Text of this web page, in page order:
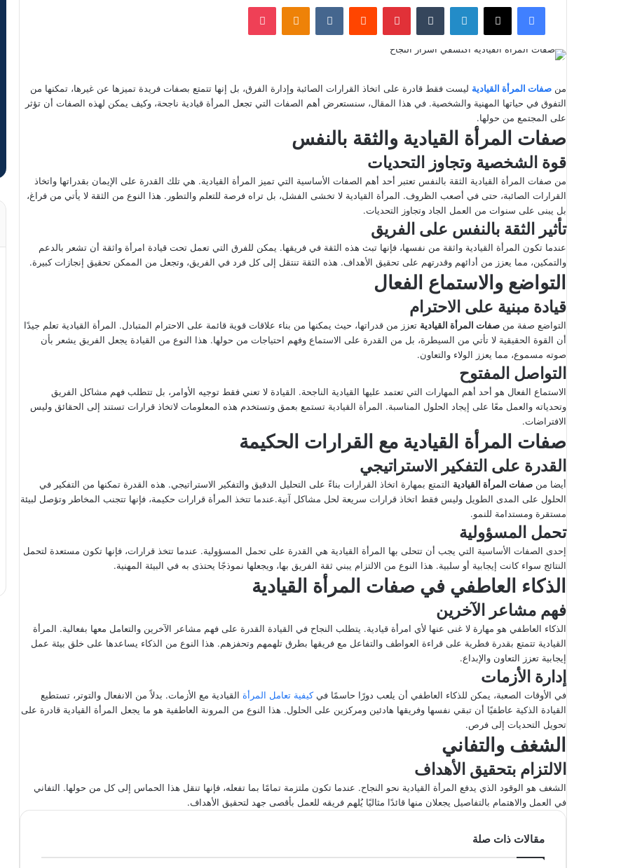
ع
ع
X
ل
ك
ت
ر
ن
ي
ا
فيسبوك لينكدإن بينتيريست
من صفات المرأة القيادية ليست فقط قادرة على اتخاذ القرارات الصائبة وإدارة الفرق، بل إنها تتمتع بصفات فريدة تميزها عن غيرها، تمكنها من
التفوق في حياتها المهنية والشخصية. في هذا المقال، سنستعرض أهم الصفات التي تجعل المرأة قيادية ناجحة، وكيف يمكن لهذه الصفات أن تؤثر
على المجتمع من حولها.
صفات المرأة القيادية والثقة بالنفس
قوة الشخصية وتجاوز التحديات
من صفات المرأة القيادية الثقة بالنفس تعتبر أحد أهم الصفات الأساسية التي تميز المرأة القيادية. هي تلك القدرة على الإيمان بقدراتها واتخاذ
القرارات الصائبة، حتى في أصعب الظروف. المرأة القيادية لا تخشى الفشل، بل تراه فرصة للتعلم والتطور. هذا النوع من الثقة لا يأتي من فراغ،
بل يبنى على سنوات من العمل الجاد وتجاوز التحديات.
تأثير الثقة بالنفس على الفريق
عندما تكون المرأة القيادية واثقة من نفسها، فإنها تبث هذه الثقة في فريقها. يمكن للفرق التي تعمل تحت قيادة امرأة واثقة أن تشعر بالدعم
والتمكين، مما يعزز من أدائهم وقدرتهم على تحقيق الأهداف. هذه الثقة تنتقل إلى كل فرد في الفريق، وتجعل من الممكن تحقيق إنجازات كبيرة.
التواضع والاستماع الفعال
قيادة مبنية على الاحترام
التواضع صفة من صفات المرأة القيادية تعزز من قدراتها، حيث يمكنها من بناء علاقات قوية قائمة على الاحترام المتبادل. المرأة القيادية تعلم جيدًا
أن القوة الحقيقية لا تأتي من السيطرة، بل من القدرة على الاستماع وفهم احتياجات من حولها. هذا النوع من القيادة يجعل الفريق يشعر بأن
صوته مسموع، مما يعزز الولاء والتعاون.
التواصل المفتوح
الاستماع الفعال هو أحد أهم المهارات التي تعتمد عليها القيادية الناجحة. القيادة لا تعني فقط توجيه الأوامر، بل تتطلب فهم مشاكل الفريق
وتحدياته والعمل معًا على إيجاد الحلول المناسبة. المرأة القيادية تستمع بعمق وتستخدم هذه المعلومات لاتخاذ قرارات تستند إلى الحقائق وليس
الافتراضات.
صفات المرأة القيادية مع القرارات الحكيمة
القدرة على التفكير الاستراتيجي
أيضا من صفات المرأة القيادية التمتع بمهارة اتخاذ القرارات بناءً على التحليل الدقيق والتفكير الاستراتيجي. هذه القدرة تمكنها من التفكير في
الحلول على المدى الطويل وليس فقط اتخاذ قرارات سريعة لحل مشاكل آنية.عندما تتخذ المرأة قرارات حكيمة، فإنها تتجنب المخاطر وتؤصل لبيئة
مستقرة ومستدامة للنمو.
تحمل المسؤولية
إحدى الصفات الأساسية التي يجب أن تتحلى بها المرأة القيادية هي القدرة على تحمل المسؤولية. عندما تتخذ قرارات، فإنها تكون مستعدة لتحمل
النتائج سواء كانت إيجابية أو سلبية. هذا النوع من الالتزام يبني ثقة الفريق بها، ويجعلها نموذجًا يحتذى به في البيئة المهنية.
الذكاء العاطفي في صفات المرأة القيادية
فهم مشاعر الآخرين
الذكاء العاطفي هو مهارة لا غنى عنها لأي امرأة قيادية. يتطلب النجاح في القيادة القدرة على فهم مشاعر الآخرين والتعامل معها بفعالية. المرأة
القيادية تتمتع بقدرة فطرية على قراءة العواطف والتفاعل مع فريقها بطرق تلهمهم وتحفزهم. هذا النوع من الذكاء يساعدها على خلق بيئة عمل
إيجابية تعزز التعاون والإبداع.
إدارة الأزمات
في الأوقات الصعبة، يمكن للذكاء العاطفي أن يلعب دورًا حاسمًا فيكيفية تعامل المرأة القيادية مع الأزمات. بدلاً من الانفعال والتوتر، تستطيع
القيادة الذكية عاطفيًا أن تبقي نفسها وفريقها هادئين ومركزين على الحلول. هذا النوع من المرونة العاطفية هو ما يجعل المرأة القيادية قادرة على
تحويل التحديات إلى فرص.
الشغف والتفاني
الالتزام بتحقيق الأهداف
الشغف هو الوقود الذي يدفع المرأة القيادية نحو النجاح. عندما تكون ملتزمة تمامًا بما تفعله، فإنها تنقل هذا الحماس إلى كل من حولها. التفاني
في العمل والاهتمام بالتفاصيل يجعلان منها قائدًا مثاليًا يُلهم فريقه للعمل بأقصى جهد لتحقيق الأهداف.
مقالات ذات صلة